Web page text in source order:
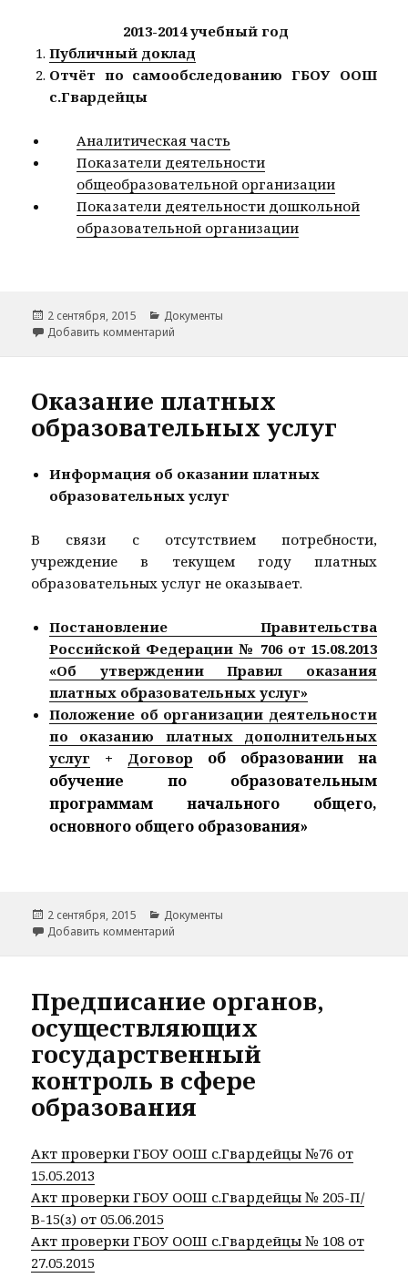
2013-2014 учебный год
Публичный доклад
Отчёт по самообследованию ГБОУ ООШ
с.Гвардейцы
Аналитическая часть
Показатели деятельности
общеобразовательной организации
Показатели деятельности дошкольной
образовательной организации
Опубликовано
2 сентября, 2015 Рубрики
Документы
Добавить комментарий
Оказание платных
образовательных услуг
Информация об оказании платных
образовательных услуг
В связи с отсутствием потребности,
учреждение в текущем году платных
образовательных услуг не оказывает.
Постановление Правительства
Российской Федерации № 706 от 15.08.2013
«Об утверждении Правил оказания
платных образовательных услуг»
Положение об организации деятельности
по оказанию платных дополнительных
услуг + Договор
об образовании на
обучение по образовательным
программам начального общего,
основного общего образования»
Опубликовано
2 сентября, 2015 Рубрики
Документы
Добавить комментарий
Предписание органов,
осуществляющих
государственный
контроль в сфере
образования
Акт проверки ГБОУ ООШ с.Гвардейцы №76 от
15.05.2013
Акт проверки ГБОУ ООШ с.Гвардейцы № 205-П/
В-15(з) от 05.06.2015
Акт проверки ГБОУ ООШ с.Гвардейцы № 108 от
27.05.2015